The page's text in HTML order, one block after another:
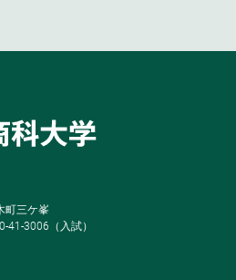
町三ケ峯
41-3006（入試）